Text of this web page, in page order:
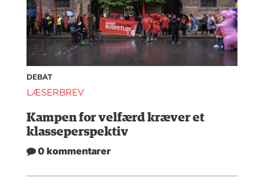
DEBAT
LÆSERBREV
Kampen for velfærd kræver et
klasseperspektiv
0 kommentarer